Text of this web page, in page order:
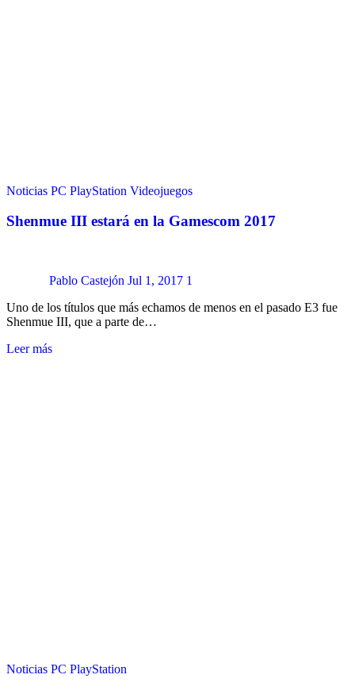
Noticias PC PlayStation Videojuegos
Shenmue III estará en la Gamescom 2017
Pablo Castejón Jul 1, 2017 1
Uno de los títulos que más echamos de menos en el pasado E3 fue
Shenmue III, que a parte de…
Leer más
Noticias PC PlayStation